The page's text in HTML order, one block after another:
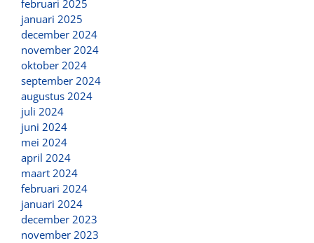
februari 2025
januari 2025
december 2024
november 2024
oktober 2024
september 2024
augustus 2024
juli 2024
juni 2024
mei 2024
april 2024
maart 2024
februari 2024
januari 2024
december 2023
november 2023